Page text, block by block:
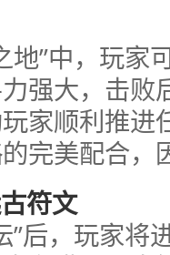
地”中，玩家
强大，击败
家顺利推进
完美配合，
符文
”后，玩家将